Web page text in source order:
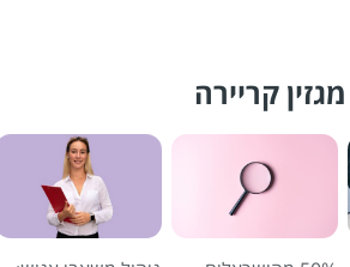
מגזין קריירה